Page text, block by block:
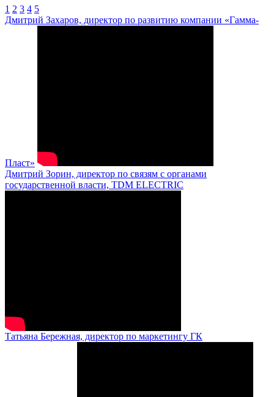
1 2 3 4 5
Дмитрий Захаров, директор по развитию компании «Гамма-
Пласт»
Дмитрий Зорин, директор по связям с органами
государственной власти, TDM ELECTRIC
Татьяна Бережная, директор по маркетингу ГК